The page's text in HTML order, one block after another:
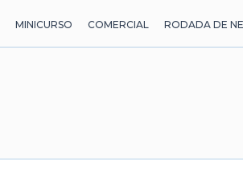
MINICURSO COMERCIAL RODADA DE